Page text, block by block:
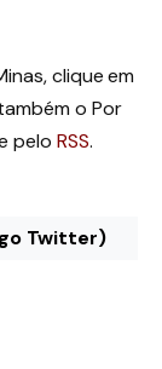
clique em
o Por
pelo RSS.
Twitter)